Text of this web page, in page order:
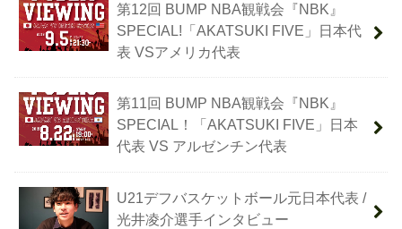
第12回 BUMP NBA観戦会『NBK』
SPECIAL!「AKATSUKI FIVE」日本代
表 VSアメリカ代表
第11回 BUMP NBA観戦会『NBK』
SPECIAL！「AKATSUKI FIVE」日本
代表 VS アルゼンチン代表
U21デフバスケットボール元日本代表 /
光井凌介選手インタビュー